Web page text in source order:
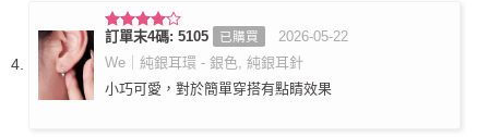
評分4
滿分 5
訂單末4碼: 5105 已購買
2026-05-22
We｜純銀耳環 - 銀色, 純銀耳針
小巧可愛，對於簡單穿搭有點睛效果